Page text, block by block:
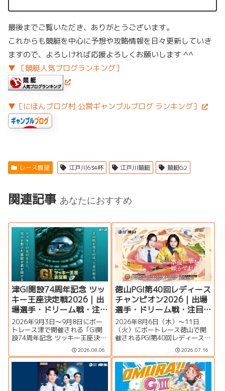
最後までご覧いただき、ありがとうございます。
これからも競艇を中心に予想や攻略情報を日々更新していき
ますので、よろしければ応援よろしくお願いします ^^
▼ ［競艇人気ブログランキング］
▼［にほんブログ村 公営ギャンブルブログ ランキング］
レース展望 江戸川634杯 江戸川競艇 競艇G2
関連記事 あなたにおすすめ
津GI開設74周年記念 ツッ
キー王座決定戦2026｜出
場選手・ドリーム戦・注
目モーター・イベント情
報まとめ
2026年9月3日〜9月8日にボー
トレース津で開催される「GI開
設74周年記念 ツッキー王座決定
戦」の特集ページです。出場選
手一覧、シリーズ展望、ドリー
ム戦、注目モーター、水面特
徴、イベント情報まで詳しく紹
2026.08.06
徳山PGI第40回レディース
チャンピオン2026｜出場
選手・ドリーム戦・注目
モーター・イベント情報
まとめ
2026年8月6日（木）～11日
（火）にボートレース徳山で開
催されるPGI第40回レディースチ
ャンピオン（女子王座決定戦）
の特集ページです。出場選手一
覧、シリーズ展望、ドリーム
戦、注目モーター、水面特徴、
イベント情報まで詳しく紹介し
ます。
2026.07.16